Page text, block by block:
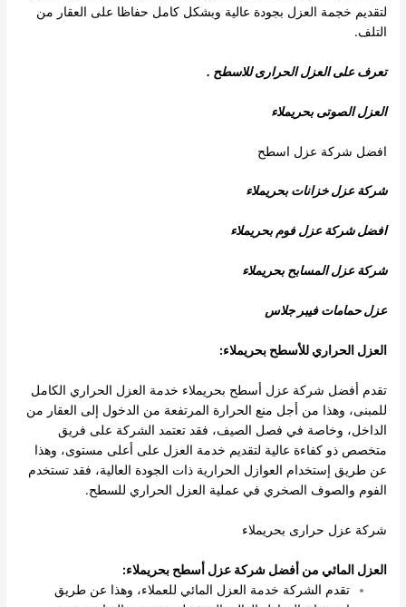
لتقديم خجمة العزل بجودة عالية وبشكل كامل حفاظا على العقار من
التلف.
تعرف على العزل الحرارى للاسطح .
العزل الصوتى بحريملاء
افضل شركة عزل اسطح
شركة عزل خزانات بحريملاء
افضل شركة عزل فوم بحريملاء
شركة عزل المسابح بحريملاء
عزل حمامات فيبر جلاس
العزل الحراري للأسطح بحريملاء:
تقدم أفضل شركة عزل أسطح بحريملاء خدمة العزل الحراري الكامل
للمبنى، وهذا من أجل منع الحرارة المرتفعة من الدخول إلى العقار من
الداخل، وخاصة في فصل الصيف، فقد تعتمد الشركة على فريق
متخصص ذو كفاءة عالية لتقديم خدمة العزل على أعلى مستوى، وهذا
عن طريق إستخدام العوازل الحرارية ذات الجودة العالية، فقد تستخدم
الفوم والصوف الصخري في عملية العزل الحراري للسطح.
شركة عزل حرارى بحريملاء
العزل المائي من أفضل شركة عزل أسطح بحريملاء:
تقدم الشركة خدمة العزل المائي للعملاء، وهذا عن طريق